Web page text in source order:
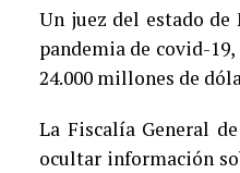
Un juez del estado
pandemia de covid-
24.000 millones de
La Fiscalía General
ocultar información